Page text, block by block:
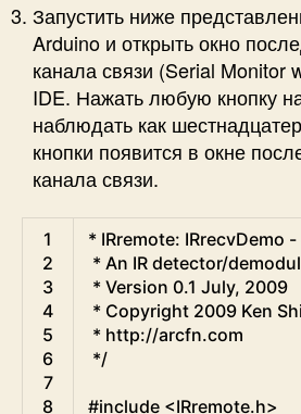
Запустить ниже
Arduino и открыть окно
канала связи (Serial Monitor
IDE. Нажать любую кнопку
наблюдать как
кнопки появится в окне
канала связи.
1
2
3
4
5
6
7
8
* IRremote: IRrecvDemo -
* An IR detector/
* Version 0.1 July, 2009
* Copyright 2009 Ken
* http://arcfn.com
*/
#include <IRremote.h>